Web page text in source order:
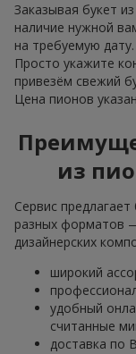
Заказывая букет
наличие нужной
на требуемую
Просто укажите
привезём свежий
Цена пионов
из
Сервис
разных форматов
дизайнерских
широкий
удобный
считанные
доставка по